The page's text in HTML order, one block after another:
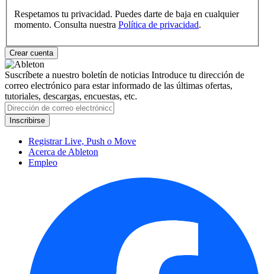
Respetamos tu privacidad. Puedes darte de baja en cualquier
momento. Consulta nuestra Política de privacidad.
Suscríbete a nuestro boletín de noticias Introduce tu dirección de
correo electrónico para estar informado de las últimas ofertas,
tutoriales, descargas, encuestas, etc.
Registrar Live, Push o Move
Acerca de Ableton
Empleo